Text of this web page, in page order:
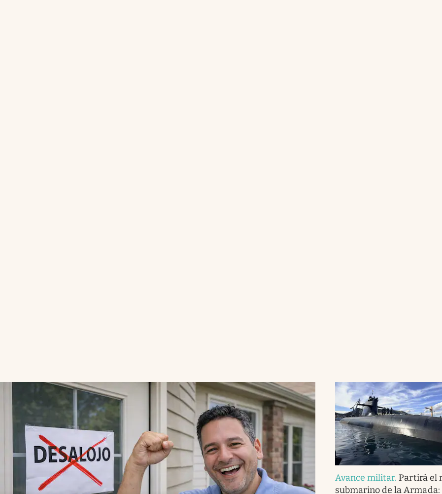
Avance militar. Partirá el
submarino de la Armada: